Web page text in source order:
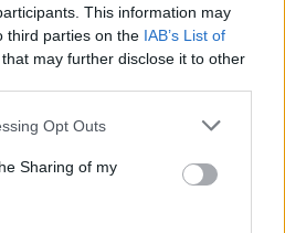
This information may
third parties on the IAB’s List of
that may further disclose it to other
Opt Outs
Sharing of my